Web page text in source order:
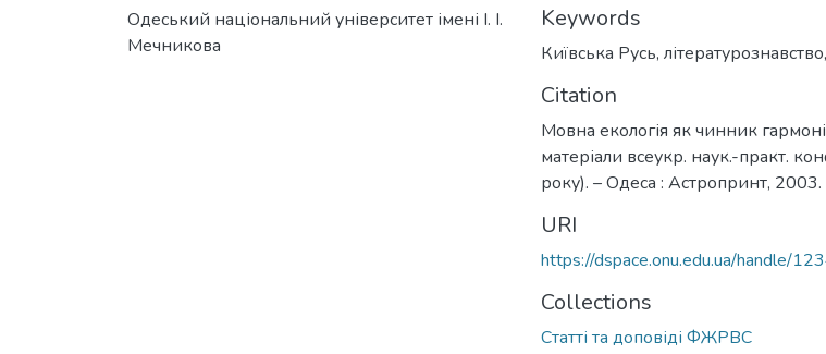
Одеський національний університет імені І. І.
Мечникова
Keywords
Київська Русь, літературознавство,
Citation
Мовна екологія як чинник
матеріали всеукр. наук.-практ.
року). – Одеса : Астропринт, 2003.
URI
https://dspace.onu.edu.ua/handle/
Collections
Статті та доповіді ФЖРВС